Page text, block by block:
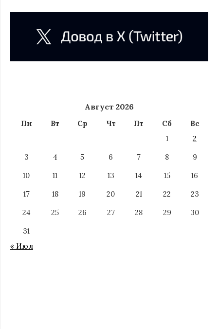
Август 2026
Пн Вт Ср Чт Пт Сб
Вс
1
2
3
4 5 6 7 8
9
10
11 12 13 14 15
16
17
18 19 20 21 22
23
24
25 26 27 28 29
30
31
« Июл